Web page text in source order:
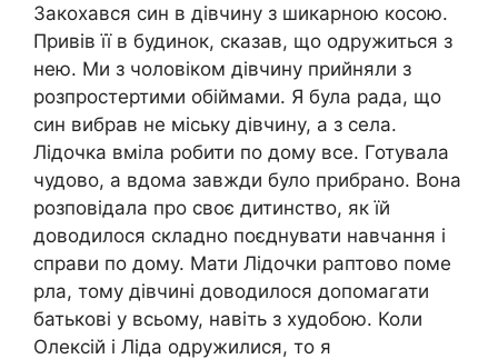
Закохався син в дівчину з шикарною косою.
Привів її в будинок, сказав, що одружиться з
нею. Ми з чоловіком дівчину прийняли з
розпростертими обіймами. Я була рада, що
син вибрав не міську дівчину, а з села.
Лідочка вміла робити по дому все. Готувала
чудово, а вдома завжди було прибрано. Вона
розповідала про своє дитинство, як їй
доводилося складно поєднувати навчання і
справи по дому. Мати Лідочки раптово поме
рла, тому дівчині доводилося допомагати
батькові у всьому, навіть з худобою. Коли
Олексій і Ліда одружилися, то я